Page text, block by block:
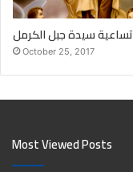
تساعية سيدة جبل الكرمل
October 25, 2017
Most Viewed Posts